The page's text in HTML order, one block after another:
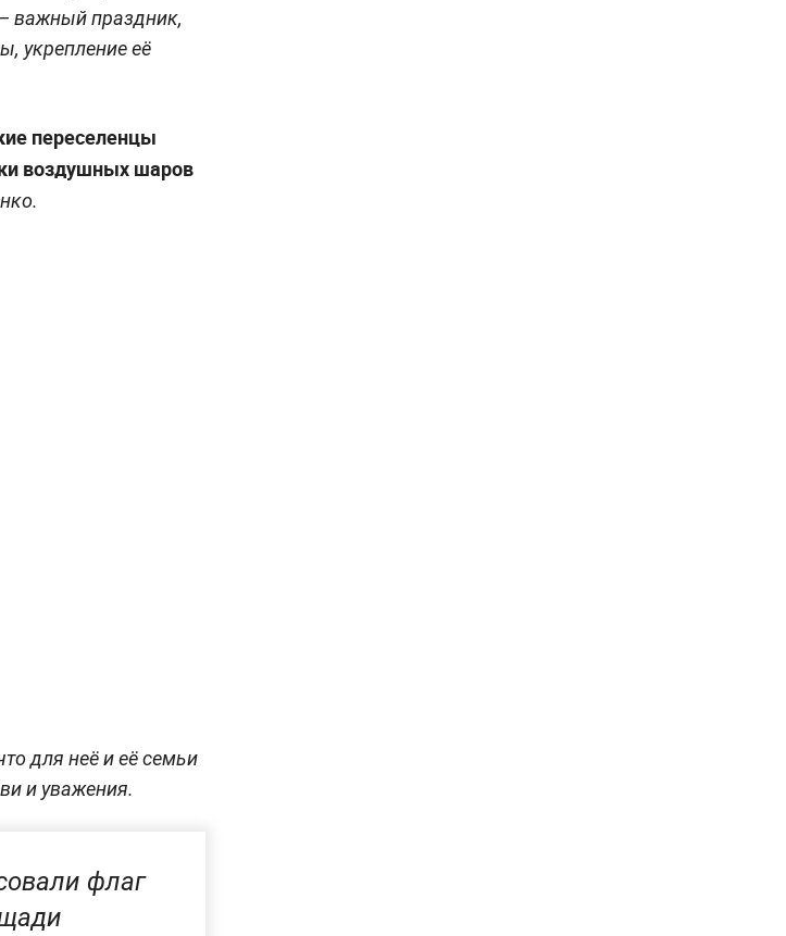
важный праздник,
укрепление её
переселенцы
воздушных шаров
для неё и её семьи
и уважения.
флаг